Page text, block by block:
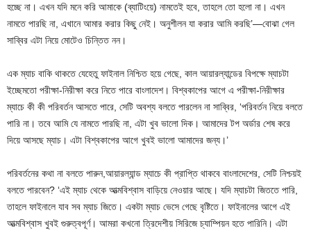
হচ্ছে না। এখন যদি মনে করি আমাকে (ব্যাটিংয়ে) নামতেই হবে, তাহলে তো হলো না। এখন
নামতে পারছি না, এখানে আমার করার কিছু নেই। অনুশীলন যা করার আমি করছি’—বোঝা গেল
সাব্বির এটা নিয়ে মোটেও চিন্তিত নন।
এক ম্যাচ বাকি থাকতে যেহেতু ফাইনাল নিশ্চিত হয়ে গেছে, কাল আয়ারল্যান্ডের বিপক্ষে ম্যাচটা
ইচ্ছেমতো পরীক্ষা-নিরীক্ষা করে নিতে পারে বাংলাদেশ। বিশ্বকাপের আগে এ পরীক্ষা-নিরীক্ষার
ম্যাচে কী কী পরিবর্তন আসতে পারে, সেটি অবশ্য বলতে পারলেন না সাব্বির, ‘পরিবর্তন নিয়ে বলতে
পারি না। তবে আমি যে নামতে পারছি না, এটা খুব ভালো দিক। আমাদের টপ অর্ডার শেষ করে
দিয়ে আসছে ম্যাচ। এটা বিশ্বকাপের আগে খুবই ভালো আমাদের জন্য।’
পরিবর্তনের কথা না বলতে পারুন,আয়ারল্যান্ড ম্যাচে কী প্রাপ্তি থাকবে বাংলাদেশের, সেটি নিশ্চয়ই
বলতে পারবেন? ‘এই ম্যাচ থেকে আত্মবিশ্বাস বাড়িয়ে নেওয়ার আছে। যদি ম্যাচটা জিততে পারি,
তাহলে ফাইনালে যাব সব ম্যাচ জিতে। একটা ম্যাচ ভেসে গেছে বৃষ্টিতে। ফাইনালের আগে এই
আত্মবিশ্বাস খুবই গুরুত্বপূর্ণ। আমরা কখনো ত্রিদেশীয় সিরিজে চ্যাম্পিয়ন হতে পারিনি। এটা